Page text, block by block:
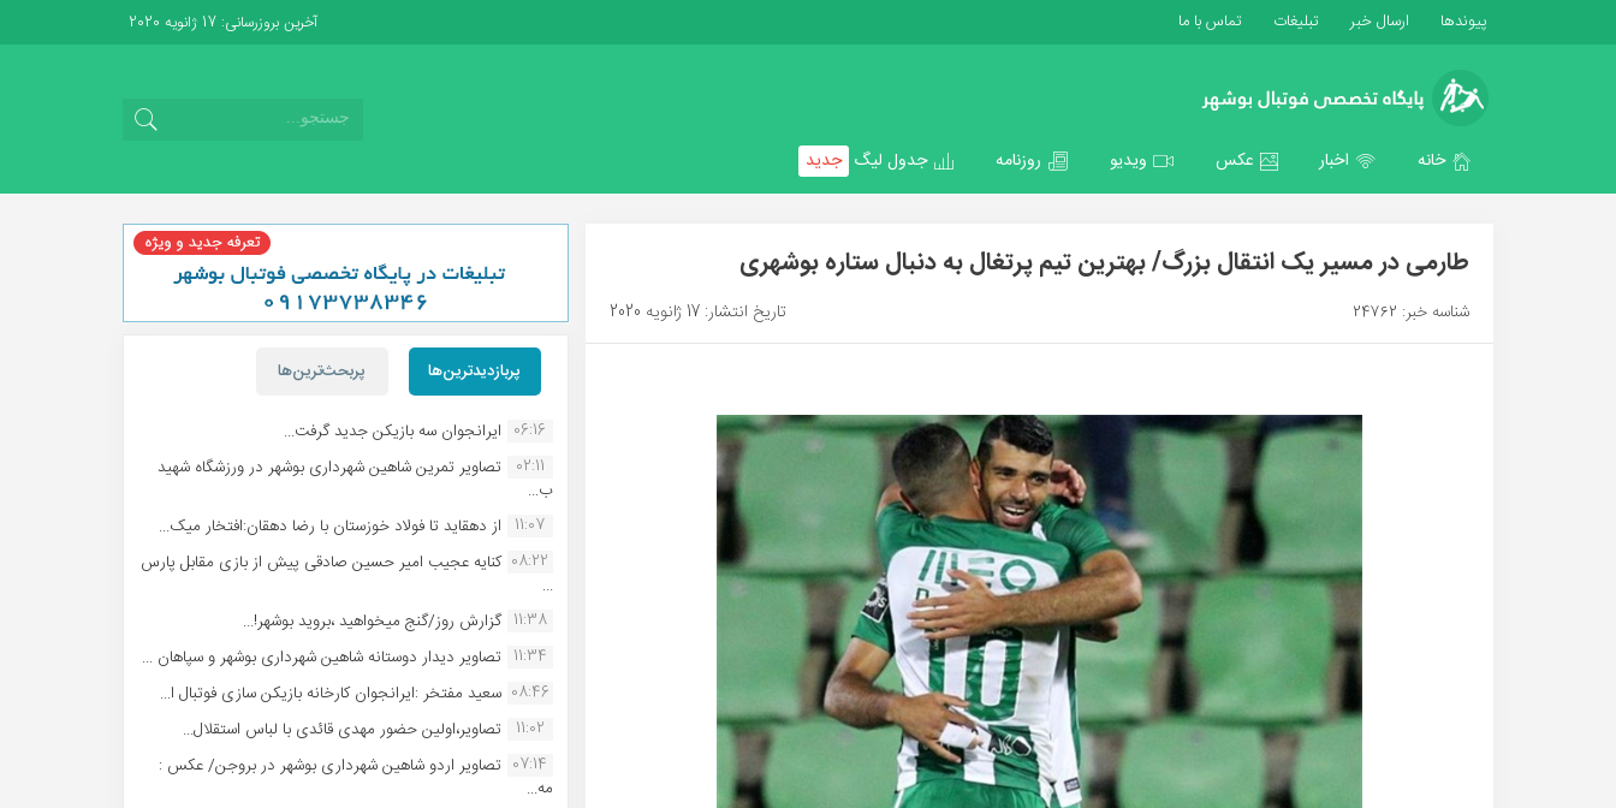
پیوندها ارسال خبر تبلیغات تماس با ما آخرین بروزرسانی: 17 ژانویه 2020
خانه اخبار عکس ویدیو روزنامه جدول لیگ جدید
طارمی در مسیر یک انتقال بزرگ/ بهترین تیم پرتغال به دنبال ستاره بوشهری
شناسه خبر: 24762 تاریخ انتشار: 17 ژانویه 2020
پربازدیدترین‌ها پربحث‌ترین‌ها
06:16 ایرانجوان سه بازیکن جدید گرفت...
02:11
تصاویر تمرین شاهین شهردارى بوشهر در ورزشگاه شهید
ب...
11:07 از دهقاید تا فولاد خوزستان با رضا دهقان:افتخار میک...
08:22 کنایه عجیب امیر حسین صادقی پیش از بازی مقابل پارس
...
11:38 گزارش روز/گنج میخواهید ،بروید بوشهر!...
11:34 تصاویر دیدار دوستانه شاهین شهردارى بوشهر و سپاهان ...
08:46 سعید مفتخر :ایرانجوان کارخانه بازیکن سازی فوتبال ا...
11:02
تصاویر،اولین حضور مهدی قائدی با لباس استقلال...
07:14 تصاویر اردو شاهین شهرداری بوشهر در بروجن/ عکس :
مه...